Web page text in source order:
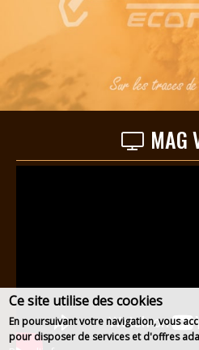
MAG
Ce site utilise des cookies
En poursuivant votre navigation, vous
pour disposer de services et d'offres